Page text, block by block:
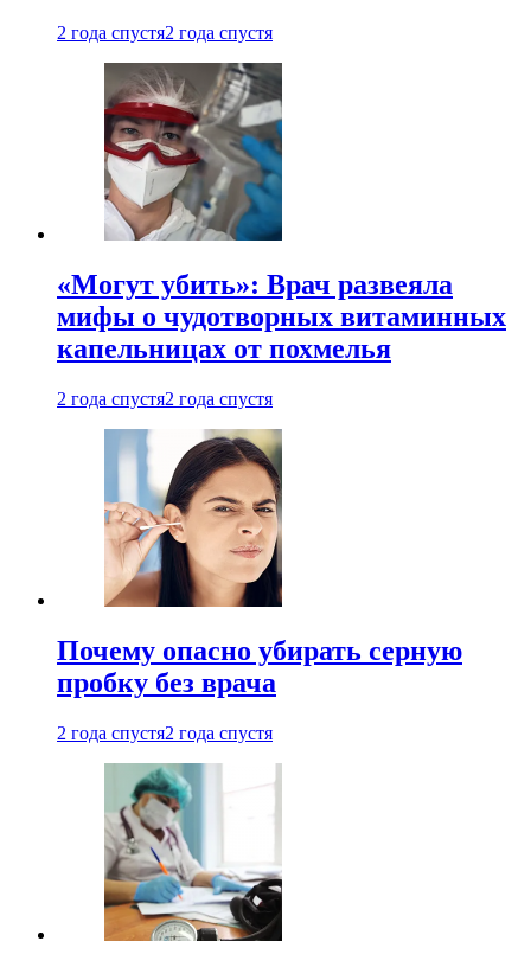
2 года спустя2 года спустя
«Могут убить»: Врач развеяла
мифы о чудотворных витаминных
капельницах от похмелья
2 года спустя2 года спустя
Почему опасно убирать серную
пробку без врача
2 года спустя2 года спустя